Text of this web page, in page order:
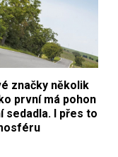
značky několik
první má pohon
sedadla. I přes to